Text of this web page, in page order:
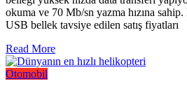
okuma ve 70 Mb/sn yazma hızına
USB bellek tavsiye edilen satış fiyatları
Read More
Otomobil